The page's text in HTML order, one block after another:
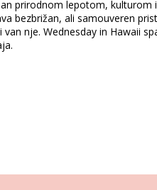
o proizvodu
Kaleia
prirodnom lepotom,
bezbrižan, ali samouveren
nje. Wednesday in Hawaii